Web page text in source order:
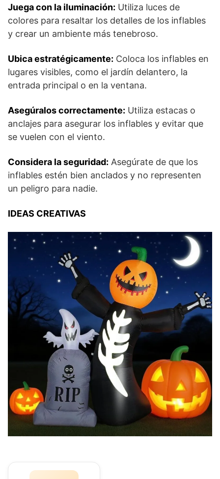
Juega con la iluminación: Utiliza luces de
colores para resaltar los detalles de los inflables
y crear un ambiente más tenebroso.
Ubica estratégicamente: Coloca los inflables en
lugares visibles, como el jardín delantero, la
entrada principal o en la ventana.
Asegúralos correctamente: Utiliza estacas o
anclajes para asegurar los inflables y evitar que
se vuelen con el viento.
Considera la seguridad: Asegúrate de que los
inflables estén bien anclados y no representen
un peligro para nadie.
IDEAS CREATIVAS